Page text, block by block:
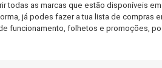
as marcas que estão disponíveis
já podes fazer a tua lista de compras
funcionamento, folhetos e promoções,